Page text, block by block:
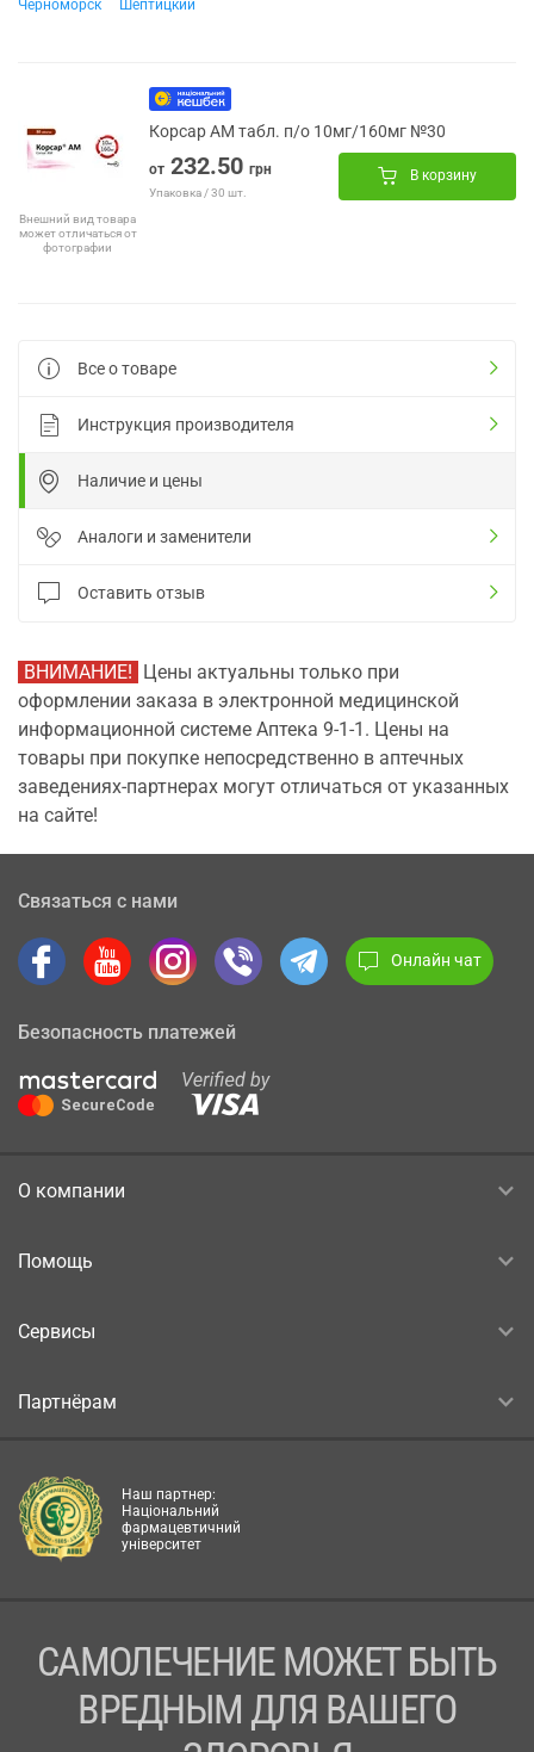
Черноморск
Шептицкий
Внешний вид товара
может отличаться от
фотографии
Корсар АМ табл. п/о 10мг/160мг №30
от 232.50 грн
Упаковка / 30 шт.
В корзину
Все о товаре
Инструкция производителя
Наличие и цены
Аналоги и заменители
Оставить отзыв
ВНИМАНИЕ! Цены актуальны только при
оформлении заказа в электронной медицинской
информационной системе Аптека 9-1-1. Цены на
товары при покупке непосредственно в аптечных
заведениях-партнерах могут отличаться от указанных
на сайте!
Связаться с нами
Онлайн чат
Безопасность платежей
О компании
Помощь
Сервисы
Партнёрам
Наш партнер:
Національний
фармацевтичний
університет
САМОЛЕЧЕНИЕ МОЖЕТ БЫТЬ
ВРЕДНЫМ ДЛЯ ВАШЕГО